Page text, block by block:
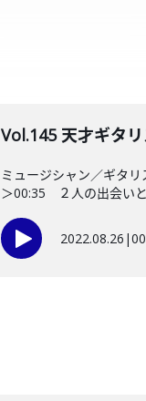
Vol.145 天才ギタ
ミュージシャン／ギタ
＞00:35 ２人の出会い
2022.08.26 |